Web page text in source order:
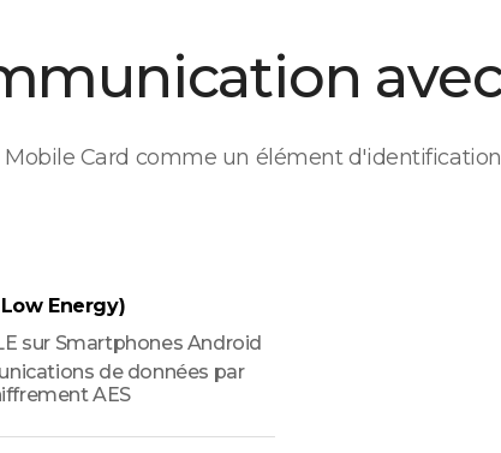
Mobile Card comme un élément
Energy)
sur Smartphones Android
de données par
AES